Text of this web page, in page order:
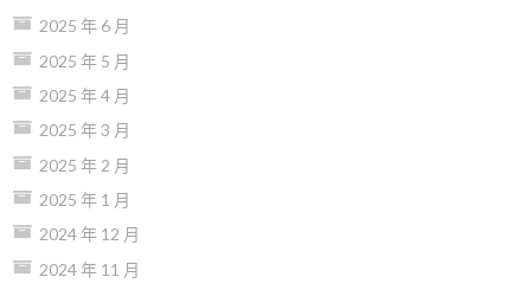
2025 年 6 月
2025 年 5 月
2025 年 4 月
2025 年 3 月
2025 年 2 月
2025 年 1 月
2024 年 12 月
2024 年 11 月